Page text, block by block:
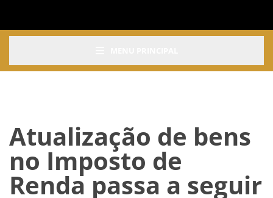
Atualização de bens
no Imposto de
Renda passa a seguir